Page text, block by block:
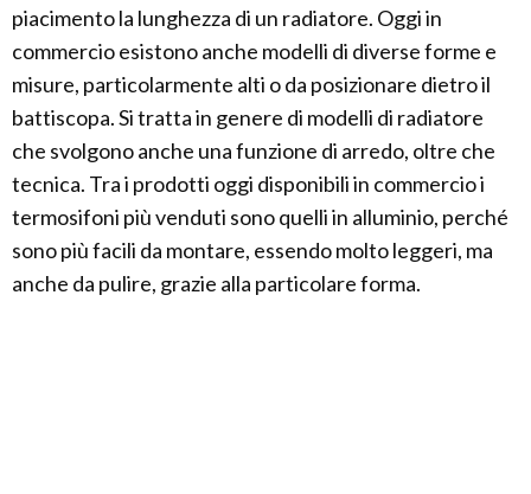
piacimento la lunghezza di un radiatore. Oggi in
commercio esistono anche modelli di diverse forme e
misure, particolarmente alti o da posizionare dietro il
battiscopa. Si tratta in genere di modelli di radiatore
che svolgono anche una funzione di arredo, oltre che
tecnica. Tra i prodotti oggi disponibili in commercio i
termosifoni più venduti sono quelli in alluminio, perché
sono più facili da montare, essendo molto leggeri, ma
anche da pulire, grazie alla particolare forma.